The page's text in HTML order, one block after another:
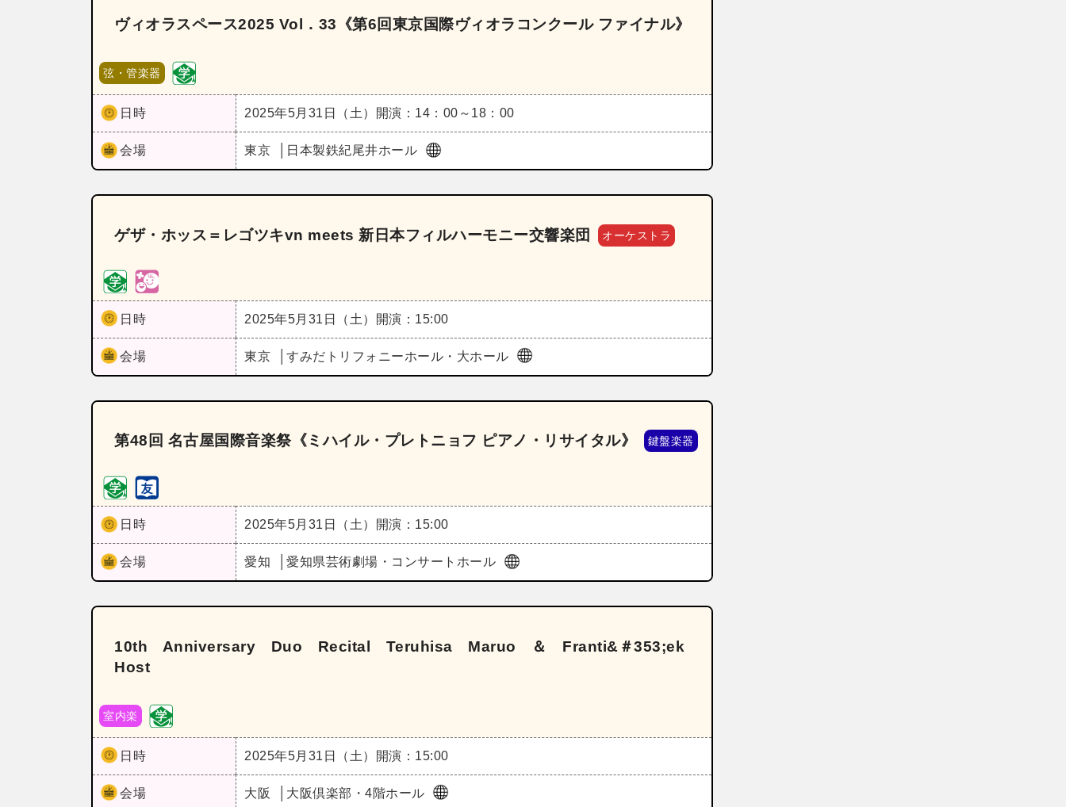
ヴィオラスペース2025 Vol．33《第6回東京国際ヴィオラコンクール ファイナル》
弦・管楽器
日時 2025年5月31日（土） 開演：14：00～18：00
会場 東京 日本製鉄紀尾井ホール
ゲザ・ホッス＝レゴツキvn meets 新日本フィルハーモニー交響楽団 オーケストラ
日時 2025年5月31日（土） 開演：15:00
会場 東京 すみだトリフォニーホール・大ホール
第48回 名古屋国際音楽祭《ミハイル・プレトニョフ ピアノ・リサイタル》 鍵盤楽器
日時 2025年5月31日（土） 開演：15:00
会場 愛知 愛知県芸術劇場・コンサートホール
10th Anniversary Duo Recital Teruhisa Maruo ＆ Franti&＃353;ek
Host
室内楽
日時 2025年5月31日（土） 開演：15:00
会場 大阪 大阪倶楽部・4階ホール